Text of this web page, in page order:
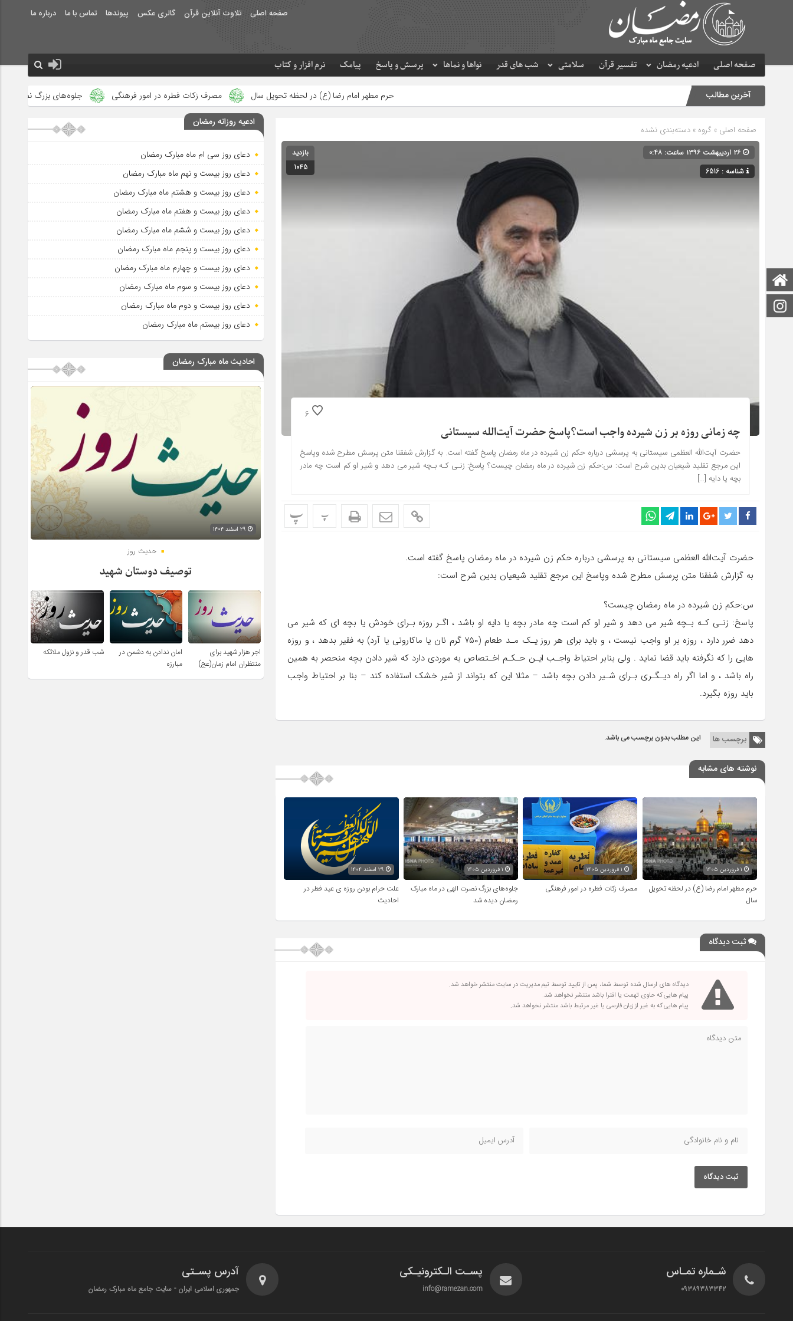
صفحه اصلی تلاوت آنلاین قرآن گالری عکس پیوندها تماس با ما درباره ما
صفحه اصلی ادعیه رمضان تفسیر قرآن سلامتی شب های قدر نواها و نماها پرسش و پاسخ پیامک نرم افزار و کتاب
آخرین مطالب حرم مطهر امام رضا (ع) در لحظه تحویل سال مصرف زکات فطره در امور فرهنگی جلوه‌های بزرگ نصرت الهی در ماه
صفحه اصلی » گروه » دسته‌بندی نشده
شناسه : 6516
بازدید
1045
6
چه زمانی روزه بر زن شیرده واجب است؟پاسخ حضرت آیت‌الله سیستانی
حضرت آیت‌الله العظمی سیستانی به پرسشی درباره حکم زن شیرده در ماه رمضان پاسخ گفته است. به گزارش شفقنا متن پرسش مطرح شده وپاسخ
این مرجع تقلید شیعیان بدین شرح است: س:حکم زن شیرده در ماه رمضان چیست؟ پاسخ: زنـى کـه بـچه شیر مى دهد و شیر او کم است چه مادر
بچه یا دایه […]
پ پ
حضرت آیت‌الله العظمی سیستانی به پرسشی درباره حکم زن شیرده در ماه رمضان پاسخ گفته است.
به گزارش شفقنا متن پرسش مطرح شده وپاسخ این مرجع تقلید شیعیان بدین شرح است:
س:حکم زن شیرده در ماه رمضان چیست؟
پاسخ: زنـى کـه بـچه شیر مى دهد و شیر او کم است چه مادر بچه یا دایه او باشد ، اگـر روزه بـراى خودش یا بچه اى که شیر مى
دهد ضرر دارد ، روزه بر او واجب نیست ، و باید براى هر روز یـک مـد طعام (۷۵۰ گرم نان یا ماکارونی یا آرد) به فقیر بدهد ، و روزه
هایى را که نگرفته باید قضا نماید . ولى بنابر احتیاط واجـب ایـن حـکـم اخـتصاص به موردى دارد که شیر دادن بچه منحصر به همین
راه باشد ، و اما اگر راه دیـگـرى بـراى شـیر دادن بچه باشد – مثلا این که بتواند از شیر خشک استفاده کند – بنا بر احتیاط واجب
باید روزه بگیرد.
برچسب ها این مطلب بدون برچسب می باشد.
نوشته های مشابه
حرم مطهر امام رضا (ع) در لحظه تحویل
سال
۱ فروردین ۱۴۰۵
مصرف زکات فطره در امور فرهنگی
جلوه‌های بزرگ نصرت الهی در ماه مبارک
رمضان دیده شد
علت حرام بودن روزه ی عید فطر در
احادیث
ثبت دیدگاه
دیدگاه های ارسال شده توسط شما، پس از تایید توسط تیم مدیریت در سایت منتشر خواهد شد.
پیام هایی که حاوی تهمت یا افترا باشد منتشر نخواهد شد.
پیام هایی که به غیر از زبان فارسی یا غیر مرتبط باشد منتشر نخواهد شد.
ثبت دیدگاه
ادعیه روزانه رمضان
دعای روز سی ام ماه مبارک رمضان
دعای روز بیست و نهم ماه مبارک رمضان
دعای روز بیست و هشتم ماه مبارک رمضان
دعای روز بیست و هفتم ماه مبارک رمضان
دعای روز بیست و ششم ماه مبارک رمضان
دعای روز بیست و پنجم ماه مبارک رمضان
دعای روز بیست و چهارم ماه مبارک رمضان
دعای روز بیست و سوم ماه مبارک رمضان
دعای روز بیست و دوم ماه مبارک رمضان
دعای روز بیستم ماه مبارک رمضان
احادیث ماه مبارک رمضان
حدیث روز
توصیف دوستان شهید
اجر هزار شهید برای
منتظران امام زمان(عج)
امان ندادن به دشمن در
مبارزه
شب قدر و نزول ملائکه
شـماره تمـاس
۰۹۳۸۹۳۸۳۳۴۲
پسـت الـکترونیـکی
info@ramezan.com
آدرس پسـتی
جمهوری اسلامی ایران - سایت جامع ماه مبارک رمضان